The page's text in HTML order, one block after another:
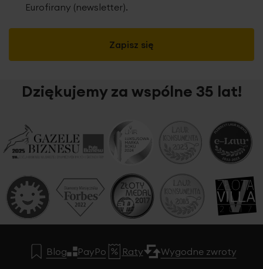
Zapisz się
Eurofirany (newsletter).
Dziękujemy za wspólne 35 lat!
Blog PayPo Raty Wygodne zwroty